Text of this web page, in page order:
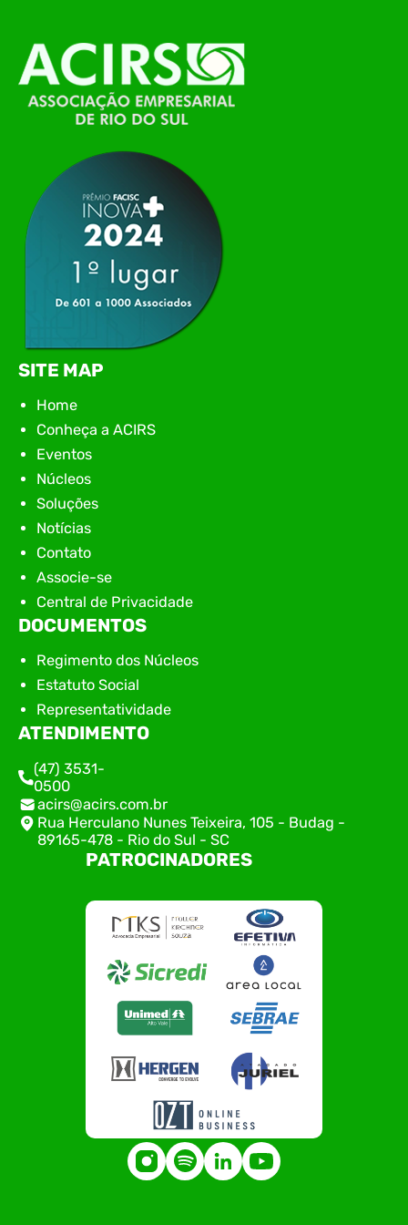
ACIRS, Jardel José Busarello, com os núcleos…
SITE MAP
Home
Conheça a ACIRS
Eventos
Núcleos
Soluções
Notícias
Contato
Associe-se
Central de Privacidade
DOCUMENTOS
Regimento dos Núcleos
Estatuto Social
Representatividade
ATENDIMENTO
(47) 3531-
0500
acirs@acirs.com.br
Rua Herculano Nunes Teixeira, 105 - Budag -
89165-478 - Rio do Sul - SC
PATROCINADORES